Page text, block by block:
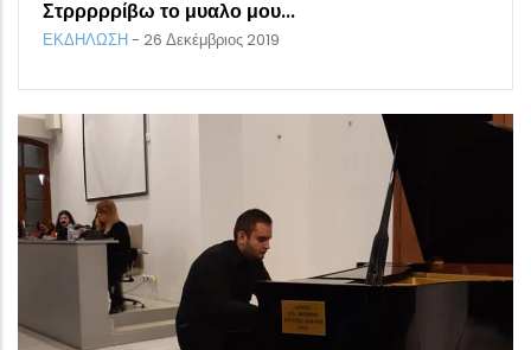
Στρρρρρίβω το μυαλο μου...
ΕΚΔΗΛΩΣΗ- 26 Δεκέμβριος 2019